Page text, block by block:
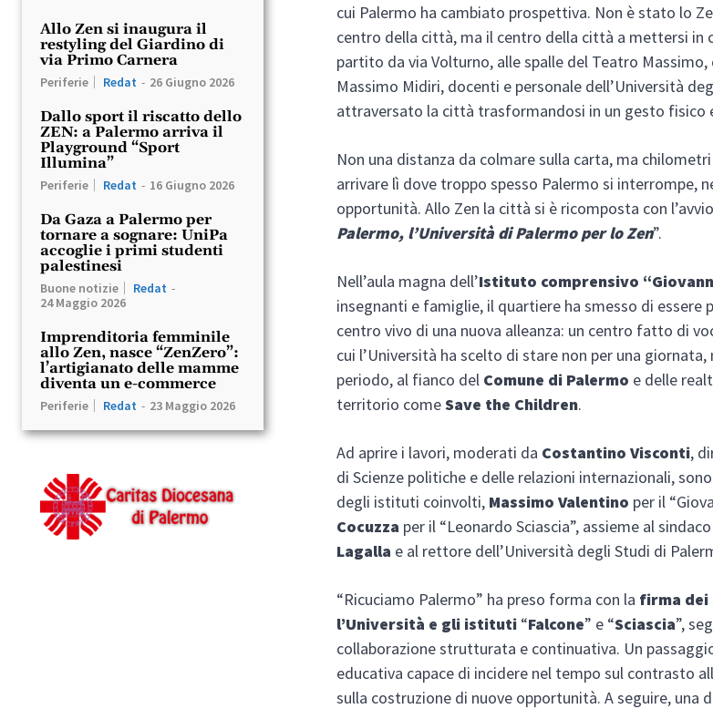
Allo Zen si inaugura il
restyling del Giardino di
via Primo Carnera
Periferie Redat - 26 Giugno 2026
Dallo sport il riscatto dello
ZEN: a Palermo arriva il
Playground “Sport
Illumina”
Periferie Redat - 16 Giugno 2026
Da Gaza a Palermo per
tornare a sognare: UniPa
accoglie i primi studenti
palestinesi
Buone notizie Redat -
24 Maggio 2026
Imprenditoria femminile
allo Zen, nasce “ZenZero”:
l’artigianato delle mamme
diventa un e-commerce
Periferie Redat - 23 Maggio 2026
cui Palermo ha cambiato prospettiva. Non è stato lo
centro della città, ma il centro della città a mettersi in
partito da via Volturno, alle spalle del Teatro
Massimo Midiri, docenti e personale dell’Università
attraversato la città trasformandosi in un gesto fisico
Non una distanza da colmare sulla carta, ma
arrivare lì dove troppo spesso Palermo si interrompe,
opportunità. Allo Zen la città si è ricomposta con
Palermo, l’Università di Palermo per lo Zen”.
Nell’aula magna dell’Istituto comprensivo
insegnanti e famiglie, il quartiere ha smesso di essere
centro vivo di una nuova alleanza: un centro fatto di
cui l’Università ha scelto di stare non per una
periodo, al fianco del Comune di Palermo e delle
territorio comeSave the Children.
Ad aprire i lavori, moderati da Costantino Visconti,
di Scienze politiche e delle relazioni internazionali,
degli istituti coinvolti, Massimo Valentino per il
Cocuzza per il “Leonardo Sciascia”, assieme al
Lagalla e al rettore dell’Università degli Studi di
“Ricuciamo Palermo” ha preso forma con la firma
l’Università e gli istituti “Falcone” e “Sciascia”,
collaborazione strutturata e continuativa. Un
educativa capace di incidere nel tempo sul contrasto
sulla costruzione di nuove opportunità. A seguire, una